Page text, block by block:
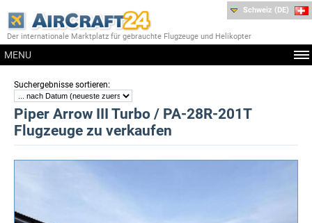
Der internationale Marktplatz für gebrauchte Flugzeuge und Helikopter
MENU
Schweiz (DE)
Suchergebnisse sortieren:
Piper Arrow III Turbo / PA-28R-201T
Flugzeuge zu verkaufen